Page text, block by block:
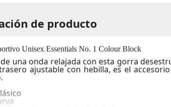
de producto
Unisex Essentials No. 1 Colour Block
una onda relajada con esta gorra
ajustable con hebilla, es el